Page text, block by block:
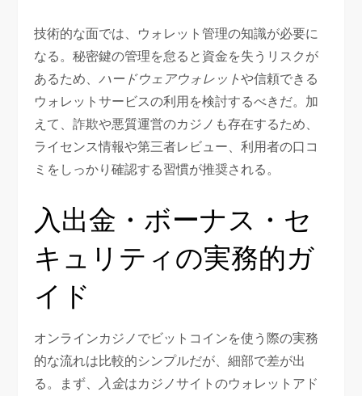
技術的な面では、ウォレット管理の知識が必要に
なる。秘密鍵の管理を怠ると資金を失うリスクが
あるため、ハードウェアウォレットや信頼できる
ウォレットサービスの利用を検討するべきだ。加
えて、詐欺や悪質運営のカジノも存在するため、
ライセンス情報や第三者レビュー、利用者の口コ
ミをしっかり確認する習慣が推奨される。
入出金・ボーナス・セ
キュリティの実務的ガ
イド
オンラインカジノでビットコインを使う際の実務
的な流れは比較的シンプルだが、細部で差が出
る。まず、
入金はカジノサイトのウォレットアド